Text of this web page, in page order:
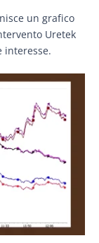
un grafico
Uretek
interesse.